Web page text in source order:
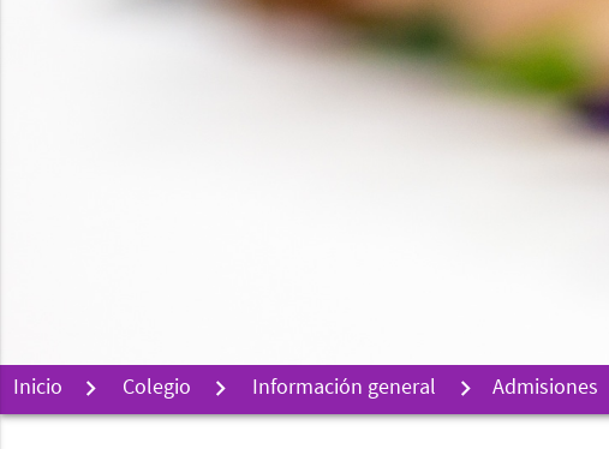
Inicio Colegio Información general Admisiones